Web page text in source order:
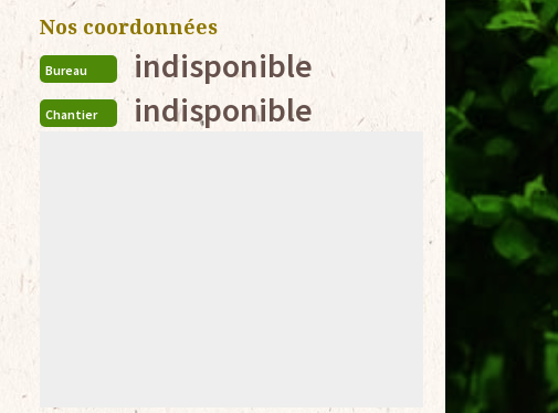
Nos coordonnées
Bureau indisponible
Chantier indisponible